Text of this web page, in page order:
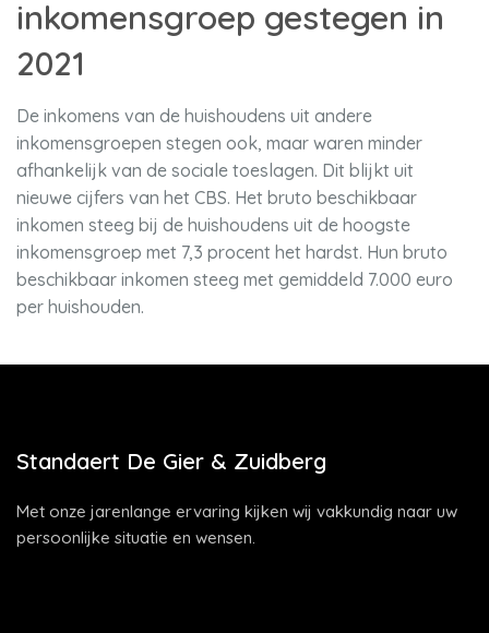
inkomensgroep gestegen in
2021
De inkomens van de huishoudens uit andere
inkomensgroepen stegen ook, maar waren minder
afhankelijk van de sociale toeslagen. Dit blijkt uit
nieuwe cijfers van het CBS. Het bruto beschikbaar
inkomen steeg bij de huishoudens uit de hoogste
inkomensgroep met 7,3 procent het hardst. Hun bruto
beschikbaar inkomen steeg met gemiddeld 7.000 euro
per huishouden.
Standaert De Gier & Zuidberg
Met onze jarenlange ervaring kijken wij vakkundig naar uw
persoonlijke situatie en wensen.